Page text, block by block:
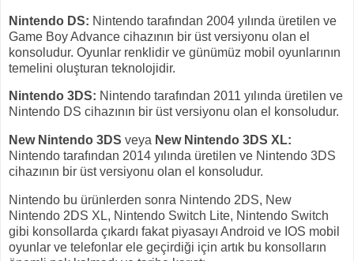
Nintendo DS: Nintendo tarafından 2004 yılında üretilen ve
Game Boy Advance cihazının bir üst versiyonu olan el
konsoludur. Oyunlar renklidir ve günümüz mobil oyunlarının
temelini oluşturan teknolojidir.
Nintendo 3DS: Nintendo tarafından 2011 yılında üretilen ve
Nintendo DS cihazının bir üst versiyonu olan el konsoludur.
New Nintendo 3DS veya New Nintendo 3DS XL:
Nintendo tarafından 2014 yılında üretilen ve Nintendo 3DS
cihazının bir üst versiyonu olan el konsoludur.
Nintendo bu ürünlerden sonra Nintendo 2DS, New
Nintendo 2DS XL, Nintendo Switch Lite, Nintendo Switch
gibi konsollarda çıkardı fakat piyasayı Android ve IOS mobil
oyunlar ve telefonlar ele geçirdiği için artık bu konsolların